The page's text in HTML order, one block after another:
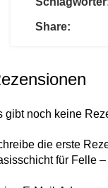
Share:
gibt noch keine
die erste
für Felle